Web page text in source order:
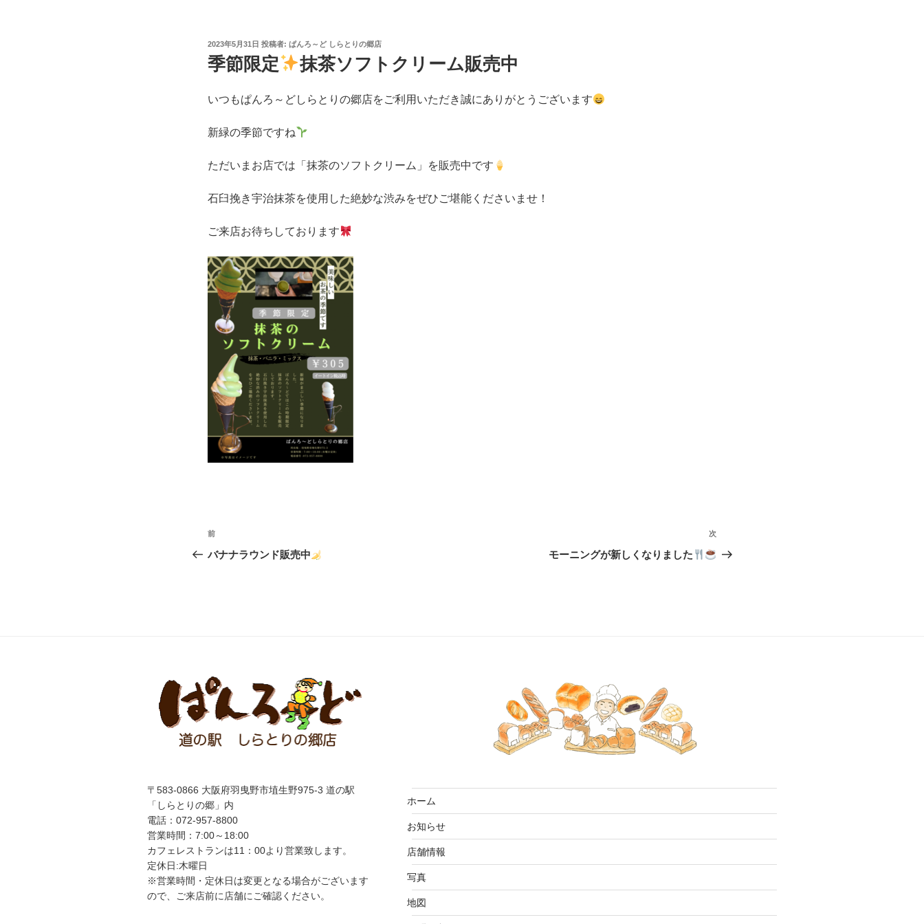
投
稿
日:
2023年5月31日 投稿者: ぱんろ～ど しらとりの郷店
季節限定 抹茶ソフトクリーム販売中
いつもぱんろ～どしらとりの郷店をご利用いただき誠にありがとうございます
新緑の季節ですね
ただいまお店では「抹茶のソフトクリーム」を販売中です
石臼挽き宇治抹茶を使用した絶妙な渋みをぜひご堪能くださいませ！
ご来店お待ちしております
投
稿
シ
ョ
ン
前
の
前
バナナラウンド販売中
次
の
次
モーニングが新しくなりました
〒583-0866 大阪府羽曳野市埴生野975-3 道の駅
「しらとりの郷」内
電話：072-957-8800
営業時間：7:00～18:00
カフェレストランは11 ： 00より営業致します。
定休日:木曜日
※営業時間・定休日は変更となる場合がございます
ので、ご来店前に店舗にご確認ください。
ホーム
お知らせ
店舗情報
写真
地図